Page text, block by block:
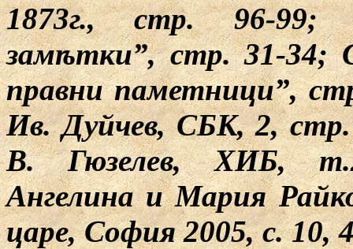
1873г., стр. 96-99;
замѣтки”, стр. 31-34;
правни паметници”,
Ив. Дуйчев, СБК, 2,
В. Гюзелев, ХИБ,
Ангелина и Мария
царе, София 2005, с. 10,